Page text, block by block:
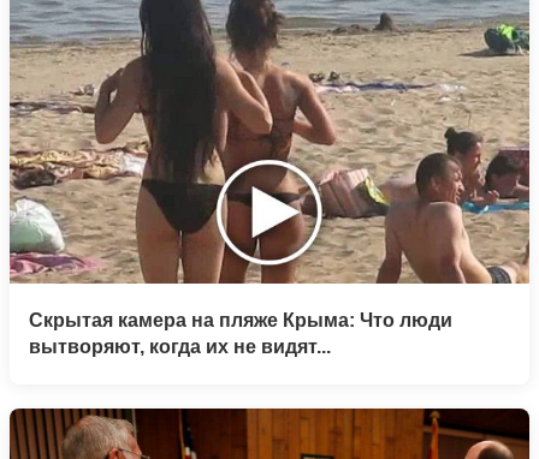
Скрытая камера на пляже Крыма: Что люди
вытворяют, когда их не видят...